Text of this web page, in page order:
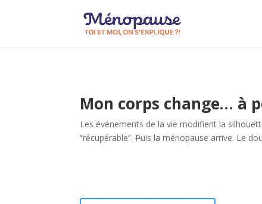
Mon corps change… à
Les événements de la vie modifient la
“récupérable”.Puis la ménopause arrive. Le